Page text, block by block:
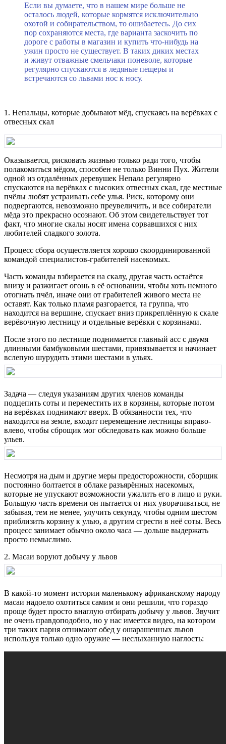
Если вы думаете, что в нашем мире больше не
осталось людей, которые кормятся исключительно
охотой и собирательством, то ошибаетесь. До сих
пор сохраняются места, где варианта заскочить по
дороге с работы в магазин и купить что-нибудь на
ужин просто не существует. В таких диких местах
и живут отважные смельчаки поневоле, которые
регулярно спускаются в ледяные пещеры и
встречаются со львами нос к носу.
1. Непальцы, которые добывают мёд, спускаясь на верёвках с
отвесных скал
Оказывается, рисковать жизнью только ради того, чтобы
полакомиться мёдом, способен не только Винни Пух. Жители
одной из отдалённых деревушек Непала регулярно
спускаются на верёвках с высоких отвесных скал, где местные
пчёлы любят устраивать себе улья. Риск, которому они
подвергаются, невозможно преувеличить, и все собиратели
мёда это прекрасно осознают. Об этом свидетельствует тот
факт, что многие скалы носят имена сорвавшихся с них
любителей сладкого золота.
Процесс сбора осуществляется хорошо скоординированной
командой специалистов-грабителей насекомых.
Часть команды взбирается на скалу, другая часть остаётся
внизу и разжигает огонь в её основании, чтобы хоть немного
отогнать пчёл, иначе они от грабителей живого места не
оставят. Как только пламя разгорается, та группа, что
находится на вершине, спускает вниз прикреплённую к скале
верёвочную лестницу и отдельные верёвки с корзинами.
После этого по лестнице поднимается главный асс с двумя
длинными бамбуковыми шестами, привязывается и начинает
вслепую шурудить этими шестами в ульях.
Задача — следуя указаниям других членов команды
подцепить соты и переместить их в корзины, которые потом
на верёвках поднимают вверх. В обязанности тех, что
находится на земле, входит перемещение лестницы вправо-
влево, чтобы сброщик мог обследовать как можно больше
ульев.
Несмотря на дым и другие меры предосторожности, сборщик
постоянно болтается в облаке разъярённых насекомых,
которые не упускают возможности ужалить его в лицо и руки.
Большую часть времени он пытается от них уворачиваться, не
забывая, тем не менее, улучить секунду, чтобы одним шестом
приблизить корзину к улью, а другим сгрести в неё соты. Весь
процесс занимает обычно около часа — дольше выдержать
просто немыслимо.
2. Масаи воруют добычу у львов
В какой-то момент истории маленькому африканскому народу
масаи надоело охотиться самим и они решили, что гораздо
проще будет просто внаглую отбирать добычу у львов. Звучит
не очень правдоподобно, но у нас имеется видео, на котором
три таких парня отнимают обед у ошарашенных львов
используя только одно оружие — неслыханную наглость: